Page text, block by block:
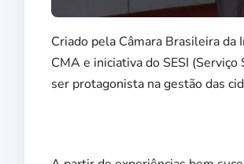
Criado pela Câmara Brasileira
CMA e iniciativa do SESI
ser protagonista na gestão das